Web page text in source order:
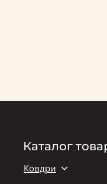
Каталог
Ковдри